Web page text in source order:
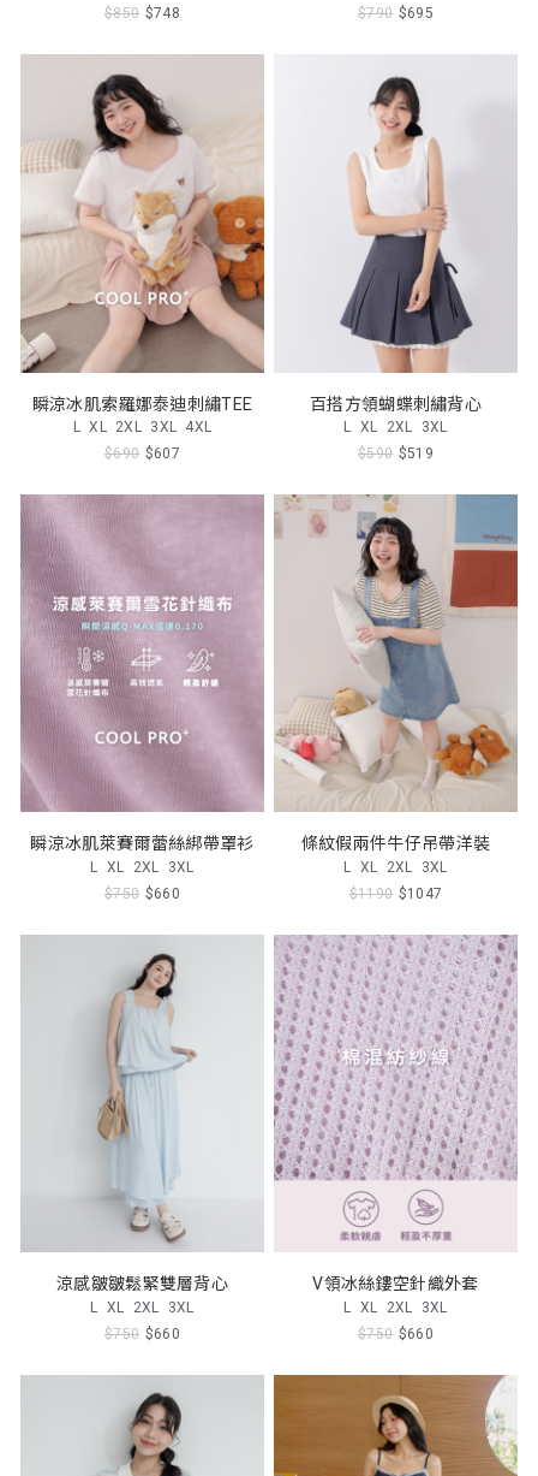
$850 $748
$790 $695
瞬涼冰肌索羅娜泰迪刺繡TEE
L XL 2XL 3XL 4XL
$690 $607
百搭方領蝴蝶刺繡背心
L XL 2XL 3XL
$590 $519
瞬涼冰肌萊賽爾蕾絲綁帶罩衫
L XL 2XL 3XL
$750 $660
條紋假兩件牛仔吊帶洋裝
L XL 2XL 3XL
$1190 $1047
涼感皺皺鬆緊雙層背心
L XL 2XL 3XL
$750 $660
V領冰絲鏤空針織外套
L XL 2XL 3XL
$750 $660